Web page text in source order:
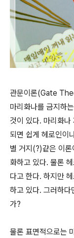
관문이론(Gate
마리화나를 금지하
것이 있다. 마리화나
되면 쉽게 헤로인이
별 거지(?)같은 이
화하고 있다. 물론
다고 한다. 하지만
하고 있다. 그러하다
가?
물론 표면적으로는